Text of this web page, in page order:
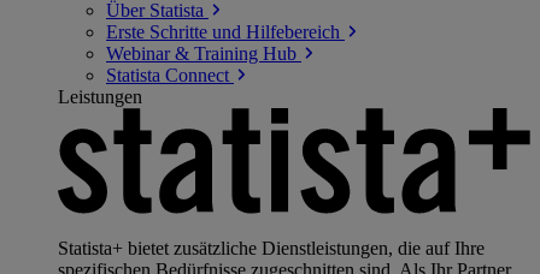
Über Statista
Erste Schritte und Hilfebereich
Webinar & Training Hub
Statista Connect
Leistungen
Statista+ bietet zusätzliche Dienstleistungen, die auf Ihre
spezifischen Bedürfnisse zugeschnitten sind. Als Ihr Partner